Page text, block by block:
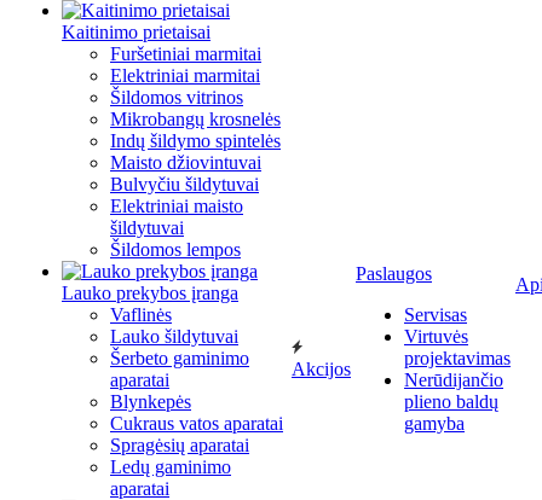
Kaitinimo prietaisai
Furšetiniai marmitai
Elektriniai marmitai
Šildomos vitrinos
Mikrobangų krosnelės
Indų šildymo spintelės
Maisto džiovintuvai
Bulvyčiu šildytuvai
Elektriniai maisto
šildytuvai
Šildomos lempos
Lauko prekybos įranga
Vaflinės
Lauko šildytuvai
Šerbeto gaminimo
aparatai
Blynkepės
Cukraus vatos aparatai
Spragėsių aparatai
Ledų gaminimo
aparatai
Akcijos
Paslaugos
Servisas
Virtuvės
projektavimas
Nerūdijančio
plieno baldų
gamyba